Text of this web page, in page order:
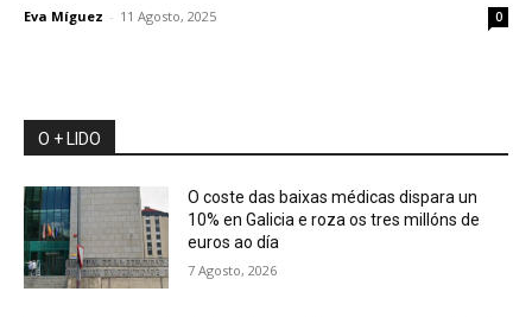
Eva Míguez - 11 Agosto, 2025 0
O + LIDO
O coste das baixas médicas dispara un
10% en Galicia e roza os tres millóns de
euros ao día
7 Agosto, 2026